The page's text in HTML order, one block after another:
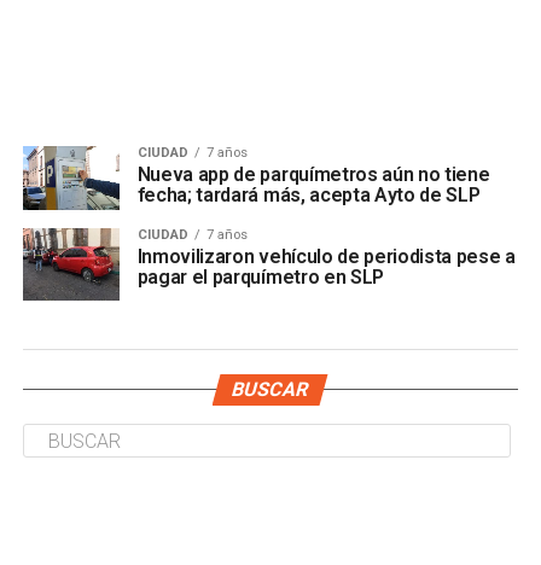
CIUDAD 7 años
Nueva app de parquímetros aún no tiene
fecha; tardará más, acepta Ayto de SLP
CIUDAD 7 años
Inmovilizaron vehículo de periodista pese a
pagar el parquímetro en SLP
BUSCAR